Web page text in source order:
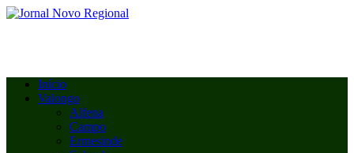
Início
Valongo
Alfena
Campo
Ermesinde